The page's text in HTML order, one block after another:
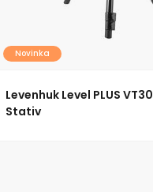
Novinka
Levenhuk Level PLUS VT30
Stativ